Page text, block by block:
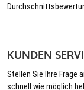
KUNDEN
Stellen Sie Ihre Frage
schnell wie möglich